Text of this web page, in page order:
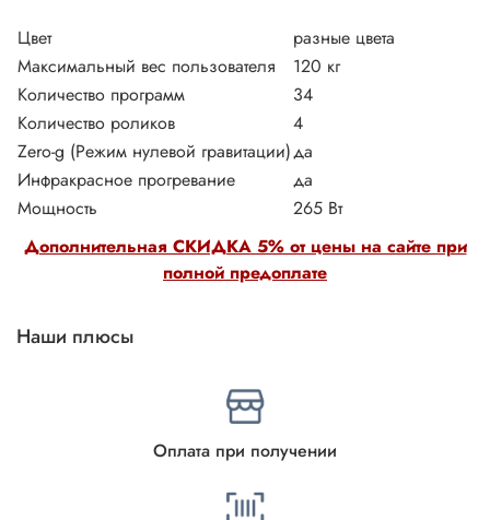
Дополнительная СКИДКА 5% от цены на сайте при
полной предоплате
Цвет
разные цвета
Максимальный вес пользователя
120 кг
Количество программ
34
Количество роликов
4
Zero-g (Режим нулевой гравитации)да
Инфракрасное прогревание
да
Мощность
265 Вт
Наши плюсы
Оплата при получении